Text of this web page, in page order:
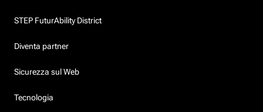
STEP FuturAbility District
Diventa partner
Sicurezza sul Web
Tecnologia